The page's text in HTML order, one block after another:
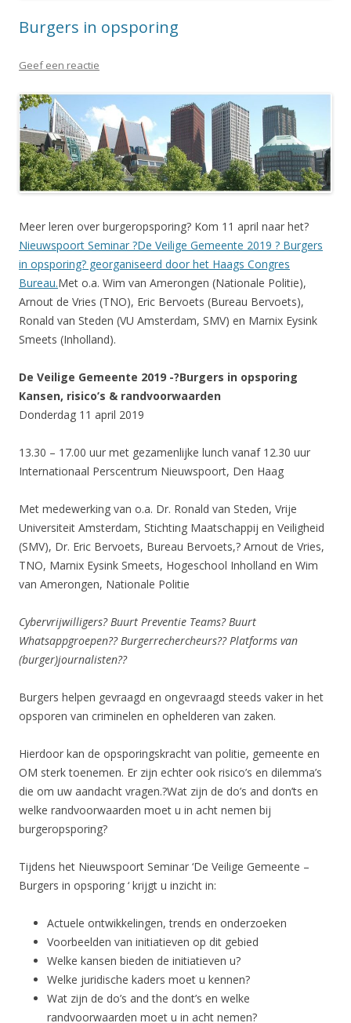
Burgers in opsporing
Geef een reactie
Meer leren over burgeropsporing? Kom 11 april naar het?
Nieuwspoort Seminar ?De Veilige Gemeente 2019 ? Burgers
in opsporing? georganiseerd door het Haags Congres
Bureau.Met o.a. Wim van Amerongen (Nationale Politie),
Arnout de Vries (TNO), Eric Bervoets (Bureau Bervoets),
Ronald van Steden (VU Amsterdam, SMV) en Marnix Eysink
Smeets (Inholland).
De Veilige Gemeente 2019 -?Burgers in opsporing
Kansen, risico’s & randvoorwaarden
Donderdag 11 april 2019
13.30 – 17.00 uur met gezamenlijke lunch vanaf 12.30 uur
Internationaal Perscentrum Nieuwspoort, Den Haag
Met medewerking van o.a. Dr. Ronald van Steden, Vrije
Universiteit Amsterdam, Stichting Maatschappij en Veiligheid
(SMV), Dr. Eric Bervoets, Bureau Bervoets,? Arnout de Vries,
TNO, Marnix Eysink Smeets, Hogeschool Inholland en Wim
van Amerongen, Nationale Politie
Cybervrijwilligers? Buurt Preventie Teams? Buurt
Whatsappgroepen?? Burgerrechercheurs?? Platforms van
(burger)journalisten??
Burgers helpen gevraagd en ongevraagd steeds vaker in het
opsporen van criminelen en ophelderen van zaken.
Hierdoor kan de opsporingskracht van politie, gemeente en
OM sterk toenemen. Er zijn echter ook risico’s en dilemma’s
die om uw aandacht vragen.?Wat zijn de do’s and don’ts en
welke randvoorwaarden moet u in acht nemen bij
burgeropsporing?
Tijdens het Nieuwspoort Seminar ‘De Veilige Gemeente –
Burgers in opsporing ‘ krijgt u inzicht in:
Actuele ontwikkelingen, trends en onderzoeken
Voorbeelden van initiatieven op dit gebied
Welke kansen bieden de initiatieven u?
Welke juridische kaders moet u kennen?
Wat zijn de do’s and the dont’s en welke
randvoorwaarden moet u in acht nemen?